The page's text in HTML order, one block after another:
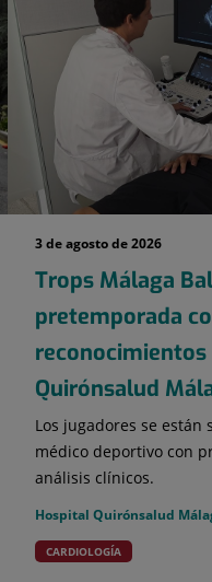
3 de agosto de 2026
Trops Málaga
pretemporada
reconocimientos
Quirónsalud
Los jugadores se
médico deportivo con
análisis clínicos.
Hospital Quirónsalud
CARDIOLOGÍA